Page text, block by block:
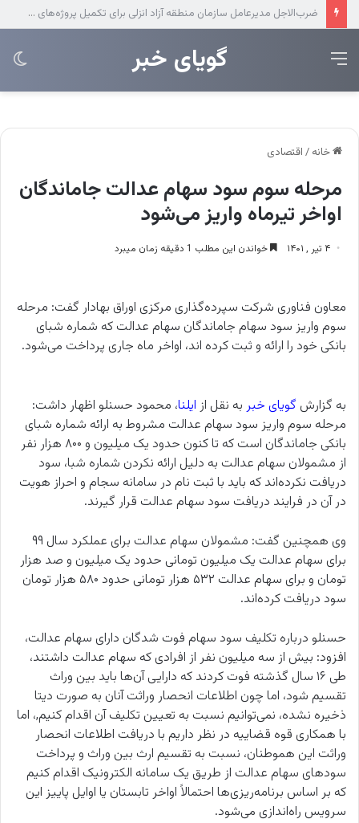
عرضه مستقیم محصولات ایرانول در ایام اربعین
‌‌‌گویای خبر منو
خانه / اقتصادی
مرحله سوم سود سهام عدالت جاماندگان
اواخر تیرماه واریز می‌شود
۴ تیر , ۱۴۰۱ خواندن این مطلب 1 دقیقه زمان میبرد
معاون فناوری شرکت سپرده‌گذاری مرکزی اوراق بهادار گفت: مرحله
سوم واریز سود سهام جاماندگان سهام عدالت که شماره شبای
بانکی خود را ارائه و ثبت کرده اند، اواخر ماه جاری پرداخت می‌شود.
به گزارش گویای خبر به نقل از ایلنا، محمود حسنلو اظهار داشت:
مرحله سوم واریز سود سهام عدالت مشروط به ارائه شماره شبای
بانکی جاماندگان است که تا کنون حدود یک میلیون و ۸۰۰ هزار نفر
از مشمولان سهام عدالت به دلیل ارائه نکردن شماره شبا، سود
دریافت نکرده‌اند که باید با ثبت نام در سامانه سجام و احراز هویت
در آن در فرایند دریافت سود سهام عدالت قرار گیرند.
وی همچنین گفت: مشمولان سهام عدالت برای عملکرد سال ۹۹
برای سهام عدالت یک میلیون تومانی حدود یک میلیون و صد هزار
تومان و برای سهام عدالت ۵۳۲ هزار تومانی حدود ۵۸۰ هزار تومان
سود دریافت کرده‌اند.
حسنلو درباره تکلیف سود سهام فوت شدگان دارای سهام عدالت،
افزود: بیش از سه میلیون نفر از افرادی که سهام عدالت داشتند،
طی ۱۶ سال گذشته فوت کردند که دارایی آن‌ها باید بین وراث
تقسیم شود، اما چون اطلاعات انحصار وراثت آنان به صورت دیتا
ذخیره نشده، نمی‌توانیم نسبت به تعیین تکلیف آن اقدام کنیم,، اما
با همکاری قوه قضاییه در نظر داریم با دریافت اطلاعات انحصار
وراثت این هموطنان، نسبت به تقسیم ارث بین وراث و پرداخت
سودهای سهام عدالت از طریق یک سامانه الکترونیک اقدام کنیم
که بر اساس برنامه‌ریزی‌ها احتمالاً اواخر تابستان یا اوایل پاییز این
سرویس راه‌اندازی می‌شود.